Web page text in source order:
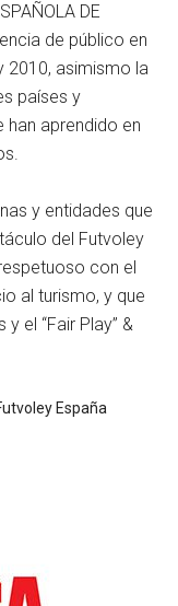
DE
de público en
2010, asimismo la
países y
han aprendido en
y entidades que
del Futvoley
con el
al turismo, y que
el “Fair Play” &
España